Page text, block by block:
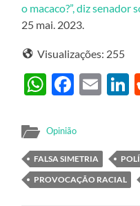
o macaco?”, diz senador
25 mai. 2023.
Visualizações: 255
Opinião
FALSA SIMETRIA
PROVOCAÇÃO RACIAL